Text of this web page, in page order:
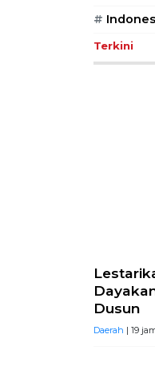
#
Terkini
Dusun
Daerah | 19